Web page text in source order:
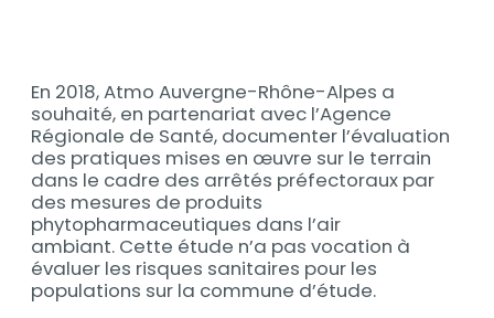
En 2018, Atmo Auvergne-Rhône-Alpes a
souhaité, en partenariat avec l’Agence
Régionale de Santé, documenter l’évaluation
des pratiques mises en œuvre sur le terrain
dans le cadre des arrêtés préfectoraux par
des mesures de produits
phytopharmaceutiques dans l’air
ambiant. Cette étude n’a pas vocation à
évaluer les risques sanitaires pour les
populations sur la commune d’étude.